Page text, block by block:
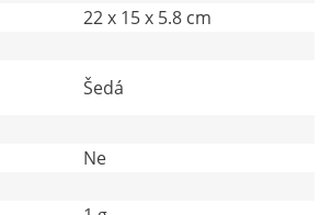
22 x 15 x 5.8 cm
Šedá
Ne